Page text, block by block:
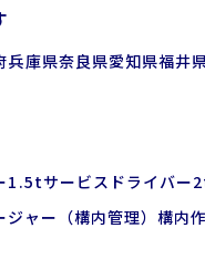
兵庫県奈良県愛知県福井
1.5tサービスドライバー
ャー（構内管理） 構内